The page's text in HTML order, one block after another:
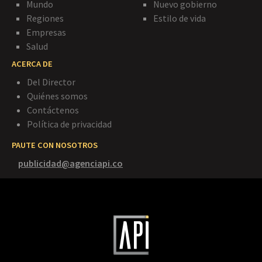
Mundo
Regiones
Empresas
Salud
Nuevo gobierno
Estilo de vida
ACERCA DE
Del Director
Quiénes somos
Contáctenos
Política de privacidad
PAUTE CON NOSOTROS
publicidad@agenciapi.co